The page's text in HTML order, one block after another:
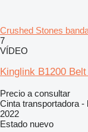
Crushed Stones
7
VÍDEO
Kinglink B1200
Precio a consultar
Cinta transportadora -
2022
Estado nuevo